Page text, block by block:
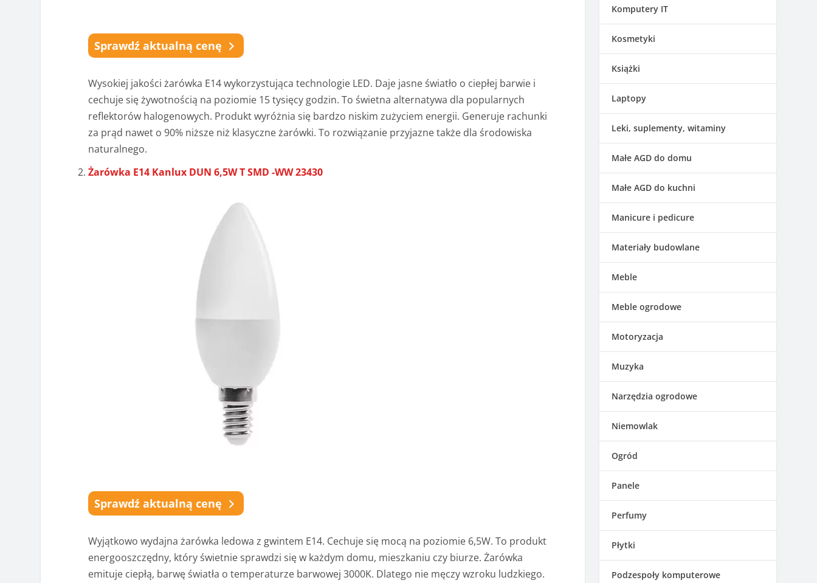
Sprawdź aktualną cenę
Wysokiej jakości żarówka E14 wykorzystująca technologie LED. Daje jasne światło o ciepłej barwie i
cechuje się żywotnością na poziomie 15 tysięcy godzin. To świetna alternatywa dla popularnych
reflektorów halogenowych. Produkt wyróżnia się bardzo niskim zużyciem energii. Generuje rachunki
za prąd nawet o 90% niższe niż klasyczne żarówki. To rozwiązanie przyjazne także dla środowiska
naturalnego.
Żarówka E14 Kanlux DUN 6,5W T SMD -WW 23430
Sprawdź aktualną cenę
Wyjątkowo wydajna żarówka ledowa z gwintem E14. Cechuje się mocą na poziomie 6,5W. To produkt
energooszczędny, który świetnie sprawdzi się w każdym domu, mieszkaniu czy biurze. Żarówka
emituje ciepłą, barwę światła o temperaturze barwowej 3000K. Dlatego nie męczy wzroku ludzkiego.
Komputery IT
Kosmetyki
Książki
Laptopy
Leki, suplementy, witaminy
Małe AGD do domu
Małe AGD do kuchni
Manicure i pedicure
Materiały budowlane
Meble
Meble ogrodowe
Motoryzacja
Muzyka
Narzędzia ogrodowe
Niemowlak
Ogród
Panele
Perfumy
Płytki
Podzespoły komputerowe